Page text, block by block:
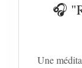
🎧
Une